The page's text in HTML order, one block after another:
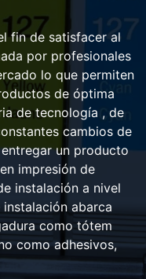
fin de satisfacer al
por profesionales
lo que permiten
de óptima
de tecnología , de
cambios de
un producto
impresión de
instalación a nivel
abarca
como tótem
como adhesivos,